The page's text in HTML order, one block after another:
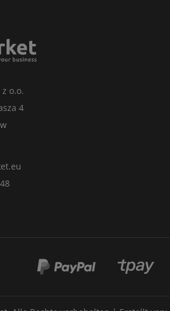
o.o.
4